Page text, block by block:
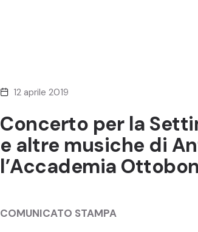
12 aprile 2019
Concerto per la
e altre musiche di
l’Accademia
COMUNICATO STAMPA